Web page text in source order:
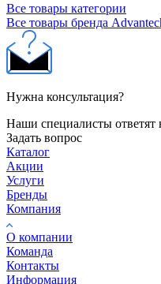
Все товары категории
Все товары бренда
Нужна консультация?
Наши специалисты
Задать вопрос
Каталог
Акции
Услуги
Бренды
Компания
О компании
Команда
Контакты
Информация